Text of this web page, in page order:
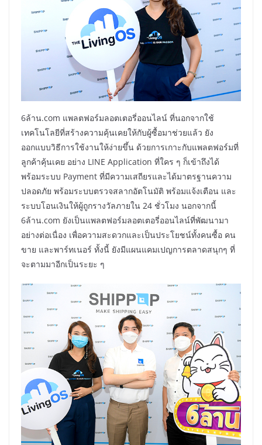
6ล้าน.com แพลตฟอร์มลอตเตอรี่ออนไลน์ ที่นอกจากใช้
เทคโนโลยีที่สร้างความคุ้นเคยให้กับผู้ซื้อมาช่วยแล้ว ยัง
ออกแบบวิธีการใช้งานให้ง่ายขึ้น ด้วยการเกาะกับแพลตฟอร์มที่
ลูกค้าคุ้นเคย อย่าง LINE Application ที่ใคร ๆ ก็เข้าถึงได้
พร้อมระบบ Payment ที่มีความเสถียรและได้มาตรฐานความ
ปลอดภัย พร้อมระบบตรวจสลากอัตโนมัติ พร้อมแจ้งเตือน และ
ระบบโอนเงินให้ผู้ถูกรางวัลภายใน 24 ชั่วโมง นอกจากนี้
6ล้าน.com ยังเป็นแพลตฟอร์มลอตเตอรี่ออนไลน์ที่พัฒนามา
อย่างต่อเนื่อง เพื่อความสะดวกและเป็นประโยชน์ทั้งคนซื้อ คน
ขาย และพาร์ทเนอร์ ทั้งนี้ ยังมีแผนแคมเปญการตลาดสนุกๆ ที่
จะตามมาอีกเป็นระยะ ๆ